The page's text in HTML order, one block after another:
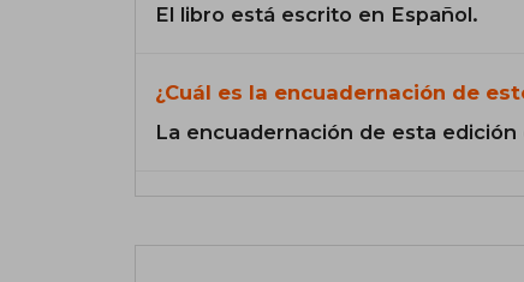
El libro está escrito en Español.
¿Cuál es la encuadernación de
La encuadernación de esta edición